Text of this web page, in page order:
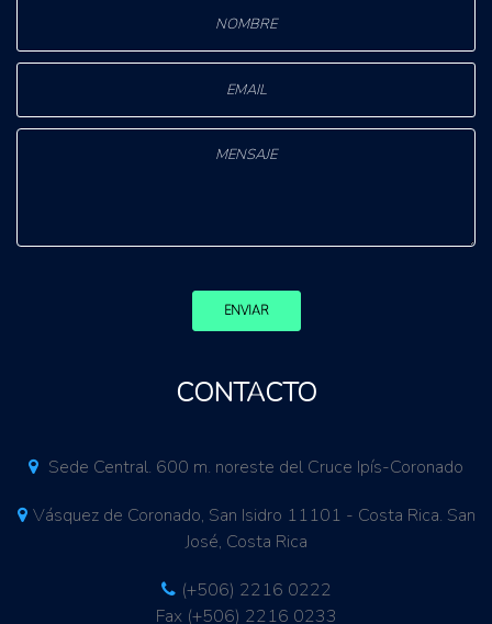
ENVIAR
CONTACTO
Sede Central. 600 m. noreste del Cruce Ipís-Coronado
Vásquez de Coronado, San Isidro 11101 - Costa Rica. San
José, Costa Rica
(+506) 2216 0222
Fax (+506) 2216 0233